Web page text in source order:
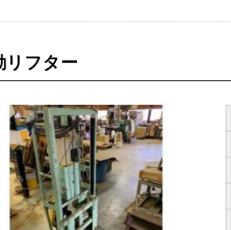
リフター